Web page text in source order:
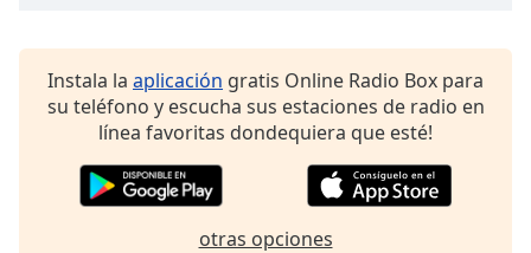
dialog
window.
Instala la aplicación gratis Online Radio Box para
su teléfono y escucha sus estaciones de radio en
línea favoritas dondequiera que esté!
otras opciones